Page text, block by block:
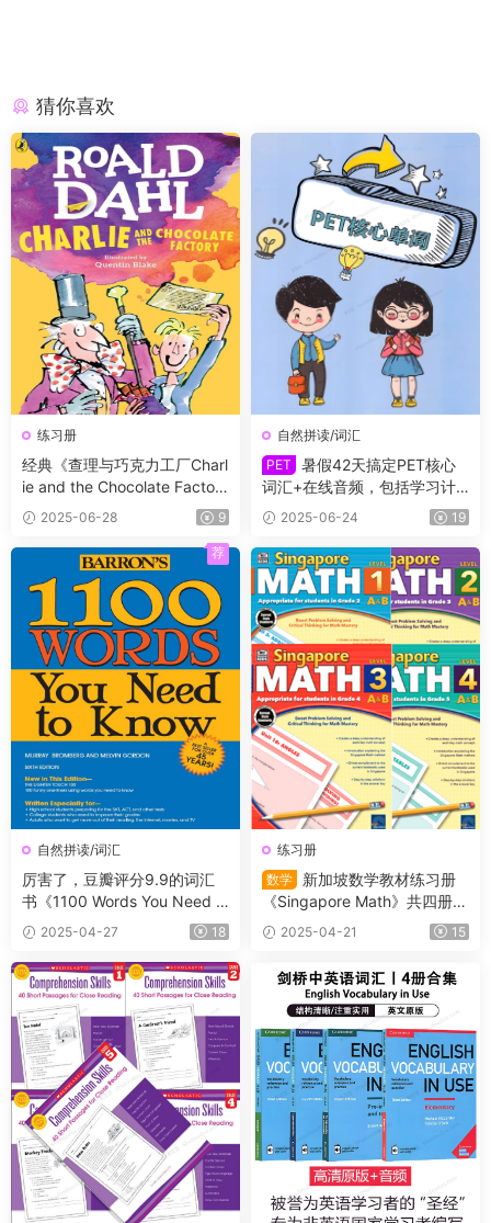
猜你喜欢
练习册
经典《查理与巧克力工厂Charl
ie and the Chocolate Factor
y》PDF书籍+原版阅读理解练
习纸含答案
2025-06-28 9
自然拼读/词汇
PET
暑假42天搞定PET核心
词汇+在线音频，包括学习计
划、单词讲解、背诵卡、默
写、练习题，从单词意思理解
到句子语法运用，帮助孩子深
度记忆词汇
2025-06-24 19
自然拼读/词汇
厉害了，豆瓣评分9.9的词汇
书《1100 Words You Need t
o Know》PDF+音频，当之无
愧的一本畅销书籍
2025-04-27 18
荐
练习册
数学
新加坡数学教材练习册
《Singapore Math》共四册
（L1-L4）适合小学2~5年级的
学生
2025-04-21 15